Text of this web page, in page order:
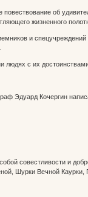
повествование об
жизненного
и
людях с их
Эдуард Кочергин
совестливости и
Шурки Вечной Каурки,